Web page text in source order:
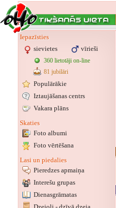
Iepazīsties
sievietes
vīrieši
360 lietotāji on-line
81 jubilāri
Populārākie
Iztaujāšanas centrs
Vakara plāns
Skaties
Foto albumi
Foto vērtēšana
Lasi un piedalies
Pieredzes apmaiņa
Interešu grupas
Dienasgrāmatas